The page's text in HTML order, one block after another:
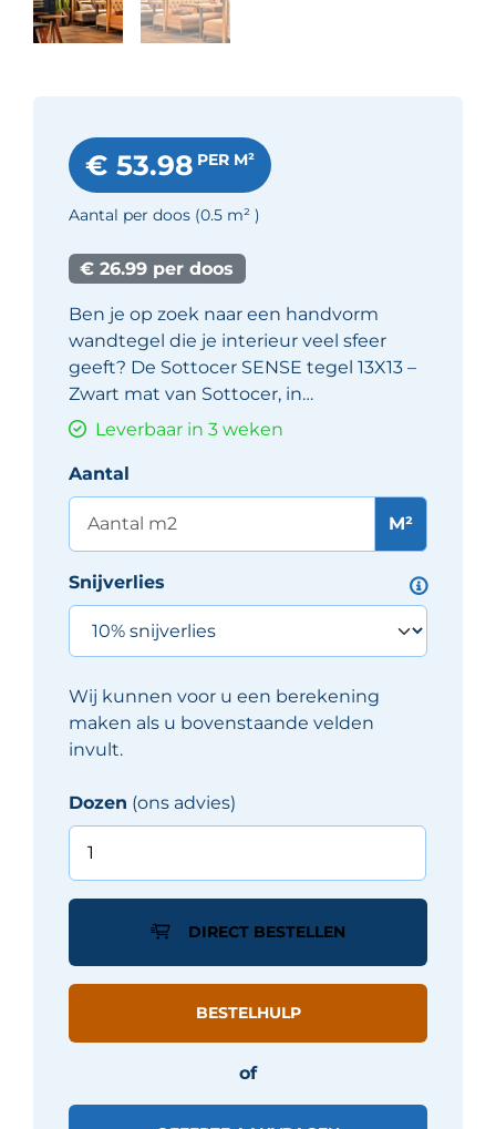
€ 53.98 PER M²
Aantal per doos (0.5 m² )
€ 26.99 per doos
Ben je op zoek naar een handvorm
wandtegel die je interieur veel sfeer
geeft? De Sottocer SENSE tegel 13X13 –
Zwart mat van Sottocer, in…
Leverbaar in 3 weken
Aantal
M²
Snijverlies
Wij kunnen voor u een berekening
maken als u bovenstaande velden
invult.
Dozen (ons advies)
Sottocer
SENSE
-
DIRECT BESTELLEN
BESTELHULP
of